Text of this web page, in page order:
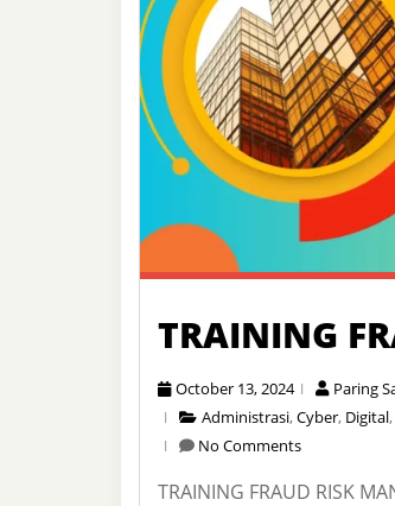
TRAINING
October 13, 2024
Paring
Administrasi,Cyber, Digital,
No Comments
TRAINING FRAUD RISK